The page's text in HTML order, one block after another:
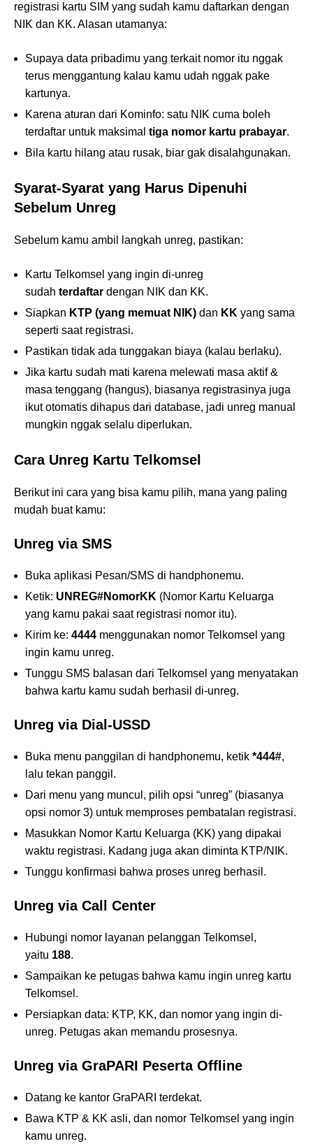
registrasi kartu SIM yang sudah kamu daftarkan dengan
NIK dan KK. Alasan utamanya:
Supaya data pribadimu yang terkait nomor itu nggak
terus menggantung kalau kamu udah nggak pake
kartunya.
Karena aturan dari Kominfo: satu NIK cuma boleh
terdaftar untuk maksimal tiga nomor kartu prabayar.
Bila kartu hilang atau rusak, biar gak disalahgunakan.
Syarat-Syarat yang Harus Dipenuhi
Sebelum Unreg
Sebelum kamu ambil langkah unreg, pastikan:
Kartu Telkomsel yang ingin di-unreg
sudah terdaftar dengan NIK dan KK.
Siapkan KTP (yang memuat NIK) dan KK yang sama
seperti saat registrasi.
Pastikan tidak ada tunggakan biaya (kalau berlaku).
Jika kartu sudah mati karena melewati masa aktif &
masa tenggang (hangus), biasanya registrasinya juga
ikut otomatis dihapus dari database, jadi unreg manual
mungkin nggak selalu diperlukan.
Cara Unreg Kartu Telkomsel
Berikut ini cara yang bisa kamu pilih, mana yang paling
mudah buat kamu:
Unreg via SMS
Buka aplikasi Pesan/SMS di handphonemu.
Ketik: UNREG#NomorKK (Nomor Kartu Keluarga
yang kamu pakai saat registrasi nomor itu).
Kirim ke: 4444 menggunakan nomor Telkomsel yang
ingin kamu unreg.
Tunggu SMS balasan dari Telkomsel yang menyatakan
bahwa kartu kamu sudah berhasil di-unreg.
Unreg via Dial-USSD
Buka menu panggilan di handphonemu, ketik *444#,
lalu tekan panggil.
Dari menu yang muncul, pilih opsi “unreg” (biasanya
opsi nomor 3) untuk memproses pembatalan registrasi.
Masukkan Nomor Kartu Keluarga (KK) yang dipakai
waktu registrasi. Kadang juga akan diminta KTP/NIK.
Tunggu konfirmasi bahwa proses unreg berhasil.
Unreg via Call Center
Hubungi nomor layanan pelanggan Telkomsel,
yaitu 188.
Sampaikan ke petugas bahwa kamu ingin unreg kartu
Telkomsel.
Persiapkan data: KTP, KK, dan nomor yang ingin di-
unreg. Petugas akan memandu prosesnya.
Unreg via GraPARI Peserta Offline
Datang ke kantor GraPARI terdekat.
Bawa KTP & KK asli, dan nomor Telkomsel yang ingin
kamu unreg.